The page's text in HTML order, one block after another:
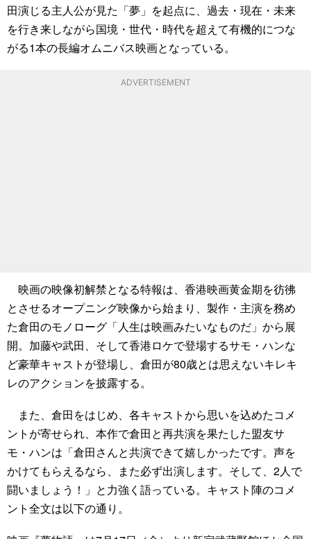
田演じる主人公が見た「夢」を起点に、過去・現在・未来
を行き来しながら国境・世代・時代を超えて有機的につな
がる1本の長編オムニバス映画となっている。
ADVERTISEMENT
映画の映像初解禁となる特報は、香港映画黄金期を彷彿
とさせるオープニング映像から始まり、製作・主演を務め
た倉田のモノローグ「人生は映画みたいなものだ」から展
開。加藤や武田、そして香港ロケで登場するサモ・ハンな
ど豪華キャストが登場し、倉田が80歳とは思えないキレキ
レのアクションを披露する。
また、倉田をはじめ、各キャストから思いを込めたコメ
ントが寄せられ、本作で倉田と再共演を果たした盟友サ
モ・ハンは「倉田さんと共演できて嬉しかったです。声を
かけてもらえるなら、また必ず出演します。そして、2人で
闘いましょう！」と力強く語っている。キャスト陣のコメ
ント全文は以下の通り。